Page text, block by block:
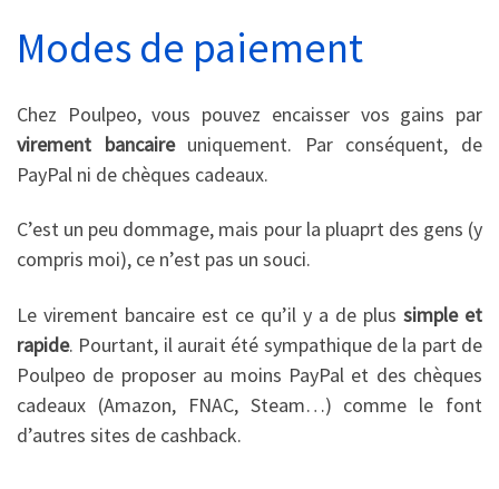
Modes de paiement
Chez Poulpeo, vous pouvez encaisser vos gains par
virement bancaireuniquement. Par conséquent, de
PayPal ni de chèques cadeaux.
C’est un peu dommage, mais pour la pluaprt des gens (y
compris moi), ce n’est pas un souci.
Le virement bancaire est ce qu’il y a de plus simple et
rapide. Pourtant, il aurait été sympathique de la part de
Poulpeo de proposer au moins PayPal et des chèques
cadeaux (Amazon, FNAC, Steam…) comme le font
d’autres sites de cashback.